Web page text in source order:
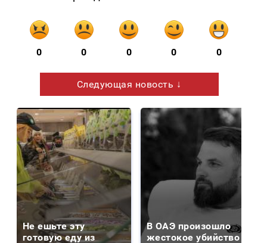
0 0 0 0 0
Следующая новость ↓
Не ешьте эту
готовую еду из
В ОАЭ произошло
жестокое убийство